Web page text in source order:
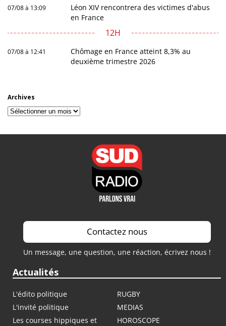
07/08 à 13:09
Léon XIV rencontrera des victimes d'abus
en France
12H
07/08 à 12:41
Chômage en France atteint 8,3% au
deuxième trimestre 2026
Archives
Archives
Contactez nous
Un message, une question, une réaction, écrivez nous !
Actualités
L'édito politique
RUGBY
L'invité politique
MEDIAS
Les courses hippiques et
HOROSCOPE